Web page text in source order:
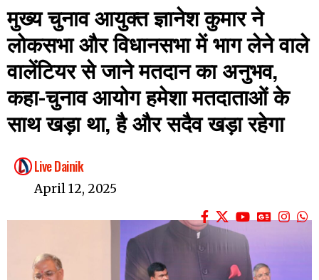
मुख्य चुनाव आयुक्त ज्ञानेश कुमार ने
लोकसभा और विधानसभा में भाग लेने वाले
वालेंटियर से जाने मतदान का अनुभव,
कहा-चुनाव आयोग हमेशा मतदाताओं के
साथ खड़ा था, है और सदैव खड़ा रहेगा
Live Dainik
April 12, 2025